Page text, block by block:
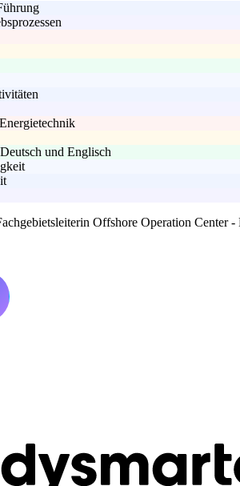
und Englisch
Offshore Operation Center -